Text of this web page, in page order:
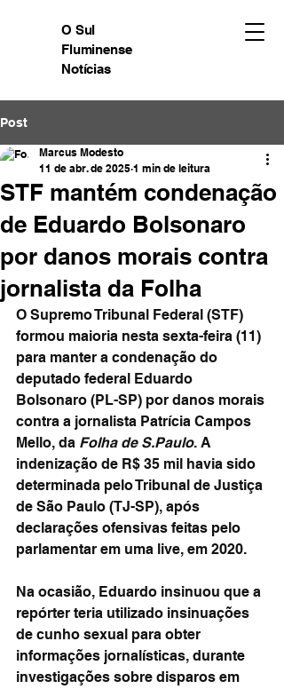
O Sul
Fluminense
Notícias
Post
STF mantém condenação
de Eduardo Bolsonaro
por danos morais contra
jornalista da Folha
Marcus Modesto
11 de abr. de 2025 1 min de leitura
O Supremo Tribunal Federal (STF)
formou maioria nesta sexta-feira (11)
para manter a condenação do
deputado federal Eduardo
Bolsonaro (PL-SP) por danos morais
contra a jornalista Patrícia Campos
Mello, da Folha de S.Paulo. A
indenização de R$ 35 mil havia sido
determinada pelo Tribunal de Justiça
de São Paulo (TJ-SP), após
declarações ofensivas feitas pelo
parlamentar em uma live, em 2020.
Na ocasião, Eduardo insinuou que a
repórter teria utilizado insinuações
de cunho sexual para obter
informações jornalísticas, durante
investigações sobre disparos em